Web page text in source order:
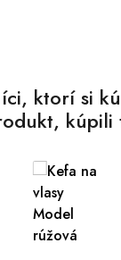
ktorí si
kúpili